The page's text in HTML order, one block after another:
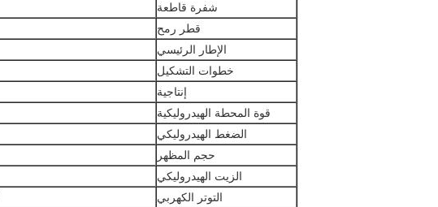
شفرة قاطعة
قطر رمح
الإطار الرئيسي
خطوات التشكيل
إنتاجية
قوة المحطة الهيدروليكية
الضغط الهيدروليكي
حجم المظهر
الزيت الهيدروليكي
التوتر الكهربي